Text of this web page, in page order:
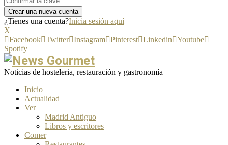
¿Tienes una cuenta?Inicia sesión aquí
X
Facebook Twitter Instagram Pinterest Linkedin
Youtube
Spotify
Noticias de hosteleria, restauración y gastronomía
Inicio
Actualidad
Ver
Madrid Antiguo
Libros y escritores
Comer